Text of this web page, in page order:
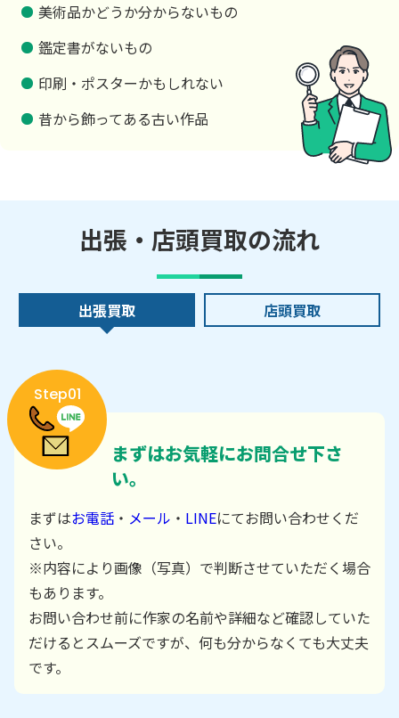
美術品かどうか分からないもの
鑑定書がないもの
印刷・ポスターかもしれない
昔から飾ってある古い作品
出張・店頭買取の流れ
出張買取 店頭買取
Step01
まずはお気軽にお問合せ下さ
い。
まずはお電話 ・ メール ・ LINEにてお問い合わせくだ
さい。
※内容により画像（写真）で判断させていただく場合
もあります。
お問い合わせ前に作家の名前や詳細など確認していた
だけるとスムーズですが、何も分からなくても大丈夫
です。